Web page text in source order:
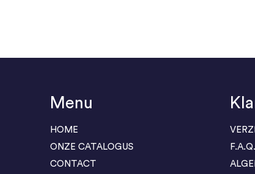
Menu
HOME
ONZE CATALOGUS
CONTACT